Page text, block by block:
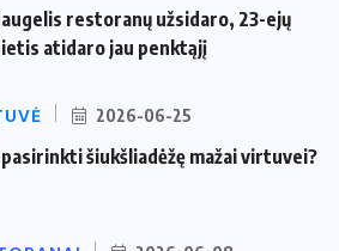
restoranų užsidaro, 23-ejų
atidaro jau penktąjį
2026-06-25
šiukšliadėžę mažai virtuvei?